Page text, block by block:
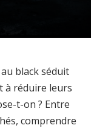
black séduit
à réduire leurs
t-on ? Entre
comprendre